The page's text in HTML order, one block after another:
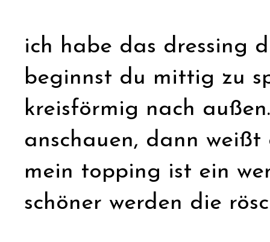
ich habe das dressing
beginnst du mittig zu
kreisförmig nach
anschauen, dann weißt
mein topping ist ein
schöner werden die